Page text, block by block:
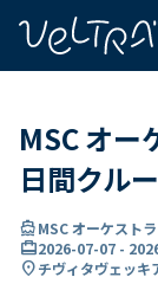
MSC オー
日間クル
directions_boatMSC オーケストラ
card_travel2026-07-07 -
location_onチヴィタヴェッキ